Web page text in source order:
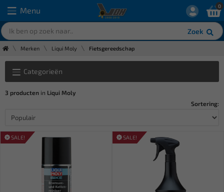
Menu
Zoek
0
Merken Liqui Moly Fietsgereedschap
Categorieën
3 producten in Liqui Moly
Sortering:
SALE! SALE!